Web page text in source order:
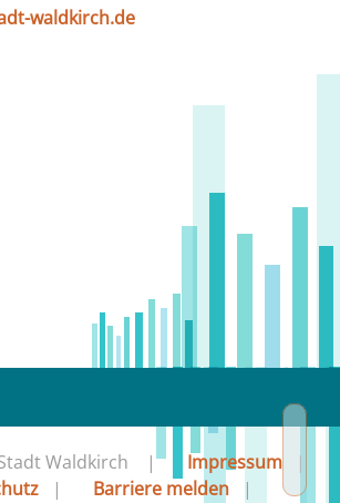
waldkirch.de
Stadt Waldkirch | Impressum |
| Barriere melden |